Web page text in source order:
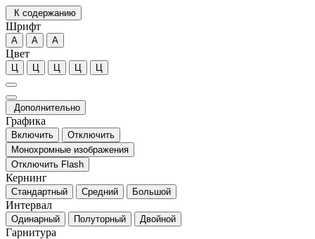
К содержанию
Шрифт
А А А
Цвет
Ц Ц Ц Ц Ц
Дополнительно
Графика
Включить
Отключить
Монохромные изображения
Отключить Flash
Кернинг
Стандартный Средний Большой
Интервал
Одинарный Полуторный Двойной
Гарнитура